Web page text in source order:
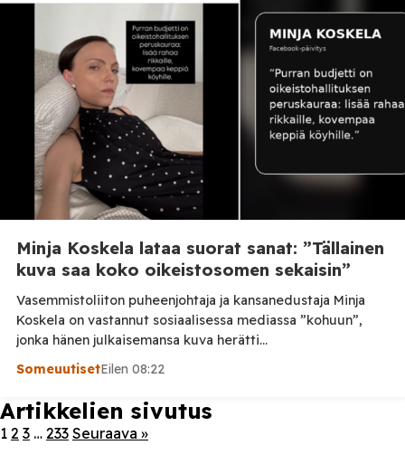
valtiovarainministeriön vuoden 2027 budjettiehdotusta.
Järjestön mukaan hallituksen tavoite 100 000 työllisen
lisäyksestä on ristiriidassa työllisyyden hoitoon
osoitettujen resurssien kanssa. Järjestö […]
Minja Koskela lataa suorat sanat: ”Tällainen
kuva saa koko oikeistosomen sekaisin”
Vasemmistoliiton puheenjohtaja ja kansanedustaja Minja
Koskela on vastannut sosiaalisessa mediassa ”kohuun”,
jonka hänen julkaisemansa kuva herätti
valtiovarainministeri Riikka Purran budjettiesityksen
tuellasi riippumaton suomalainen uutisointi jatkuu myös
tulevaisuudessa. Koskela kertoo julkaisseensa kuvan alun
perin siksi, että oli budjettiin yhtä tyytymätön kuin
SomeuutisetEilen 08:22
Artikkelien sivutus
1 2 3 … 233 Seuraava »